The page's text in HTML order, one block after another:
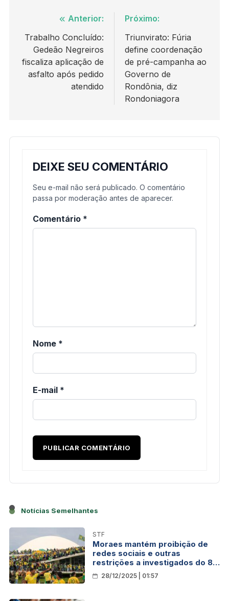
Navegação
de
Post
Anterior:
Trabalho Concluído:
Gedeão Negreiros
fiscaliza aplicação de
asfalto após pedido
atendido
Próximo:
Triunvirato: Fúria
define coordenação
de pré-campanha ao
Governo de
Rondônia, diz
Rondoniagora
DEIXE SEU COMENTÁRIO
Seu e-mail não será publicado. O comentário
passa por moderação antes de aparecer.
Comentário *
Nome *
E-mail *
Notícias Semelhantes
STF
Moraes mantém proibição de
redes sociais e outras
restrições a investigados do 8
de janeiro
28/12/2025 | 01:57